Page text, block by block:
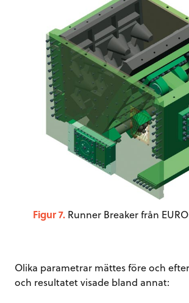
Figur 7. Runner Breaker från EURO
Olika parametrar mättes före och
och resultatet visade bland annat: